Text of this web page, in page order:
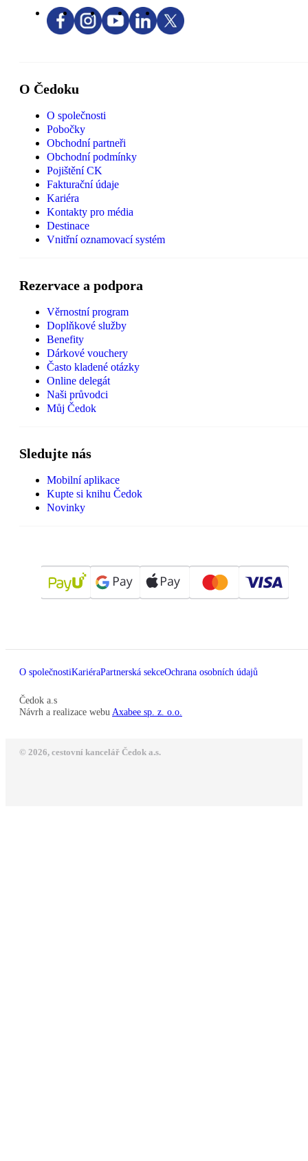
O Čedoku
O společnosti
Pobočky
Obchodní partneři
Obchodní podmínky
Pojištění CK
Fakturační údaje
Kariéra
Kontakty pro média
Destinace
Vnitřní oznamovací systém
Rezervace a podpora
Věrnostní program
Doplňkové služby
Benefity
Dárkové vouchery
Často kladené otázky
Online delegát
Naši průvodci
Můj Čedok
Sledujte nás
Mobilní aplikace
Kupte si knihu Čedok
Novinky
O společnostiKariéraPartnerská sekceOchrana osobních údajů
Čedok a.s
Návrh a realizace webu Axabee sp. z. o.o.
© 2026, cestovní kancelář Čedok a.s.